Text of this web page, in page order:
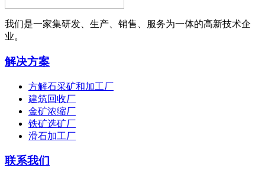
我们是一家集研发、生产、销售、服务为一体的高新技术企
业。
解决方案
方解石采矿和加工厂
建筑回收厂
金矿浓缩厂
铁矿选矿厂
滑石加工厂
联系我们